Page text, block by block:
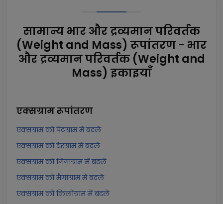
सामान्य भार और द्रव्यमान परिवर्तक
(Weight and Mass) रूपांतरण - भार
और द्रव्यमान परिवर्तक (Weight and
Mass) इकाइयाँ
एक्सग्रामरूपांतरण
एक्सग्राम को पेटग्राम में बदलें
एक्सग्राम को टेरग्राम में बदलें
एक्सग्राम को गिगाग्राम में बदलें
एक्सग्राम को मैगाग्राम में बदलें
एक्सग्राम को किलोग्राम में बदलें